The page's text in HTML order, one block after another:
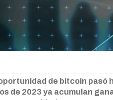
de bitcoin pasó
de 2023 ya acumulan